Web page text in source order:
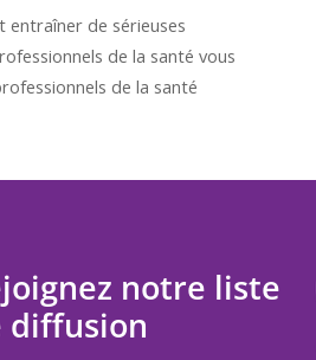
de sérieuses
de la santé vous
de la santé
notre liste
diffusion